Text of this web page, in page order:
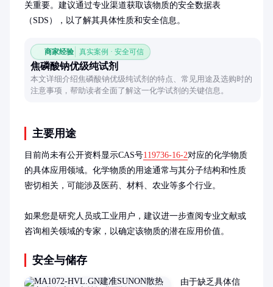
关重要。建议通过专业渠道获取该物质的安全数据表
（SDS），以了解其具体性质和安全信息。
商家经验 真实案例 · 安全可信
焦磷酸钠优级纯试剂
本文详细介绍焦磷酸钠优级纯试剂的特点、常见用途及选购时的
注意事项，帮助读者全面了解这一化学试剂的关键信息。
主要用途
目前尚未有公开资料显示CAS号119736-16-2对应的化学物质
的具体应用领域。化学物质的用途通常与其分子结构和性质
密切相关，可能涉及医药、材料、农业等多个行业。
如果您是研究人员或工业用户，建议进一步查阅专业文献或
咨询相关领域的专家，以确定该物质的潜在应用价值。
安全与储存
由于缺乏具体信